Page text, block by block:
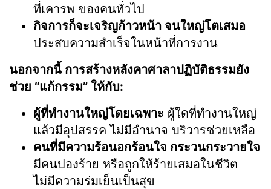
ที่เคารพ ของคนทั่วไป
กิจการก็จะเจริญก้าวหน้า จนใหญ่โตเสมอ
ประสบความสำเร็จในหน้าที่การงาน
นอกจากนี้ การสร้างหลังคาศาลาปฏิบัติธรรมยัง
ช่วย “แก้กรรม” ให้กับ:
ผู้ที่ทำงานใหญ่โดยเฉพาะ ผู้ใดที่ทำงานใหญ่
แล้วมีอุปสรรค ไม่มีอำนาจ บริวารช่วยเหลือ
คนที่มีความร้อนอกร้อนใจ กระวนกระวายใจ
มีคนปองร้าย หรือถูกให้ร้ายเสมอในชีวิต
ไม่มีความร่มเย็นเป็นสุข